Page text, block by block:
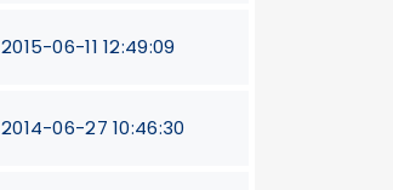
2015-06-11 12:49:09
2014-06-27 10:46:30